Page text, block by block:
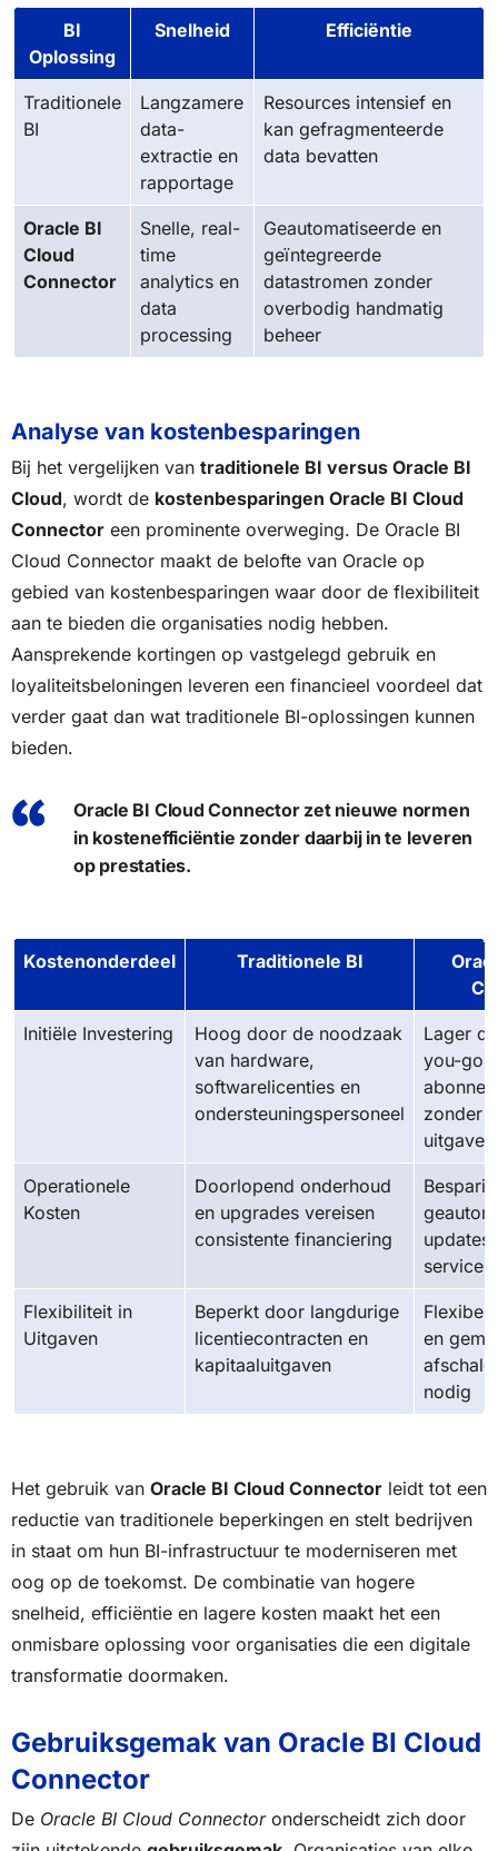
BI
Oplossing
Snelheid Efficiëntie
Traditionele
BI
Langzamere
data-
extractie en
rapportage
Resources intensief en
kan gefragmenteerde
data bevatten
Oracle BI
Cloud
Connector
Snelle, real-
time
analytics en
data
processing
Geautomatiseerde en
geïntegreerde
datastromen zonder
overbodig handmatig
beheer
Analyse van kostenbesparingen
Bij het vergelijken van traditionele BI versus Oracle BI
Cloud, wordt de kostenbesparingen Oracle BI Cloud
Connector een prominente overweging. De Oracle BI
Cloud Connector maakt de belofte van Oracle op
gebied van kostenbesparingen waar door de flexibiliteit
aan te bieden die organisaties nodig hebben.
Aansprekende kortingen op vastgelegd gebruik en
loyaliteitsbeloningen leveren een financieel voordeel dat
verder gaat dan wat traditionele BI-oplossingen kunnen
bieden.
Oracle BI Cloud Connector zet nieuwe normen
in kostenefficiëntie zonder daarbij in te leveren
op prestaties.
Kostenonderdeel Traditionele BI
Initiële Investering
Hoog door de noodzaak
van hardware,
softwarelicenties en
ondersteuningspersoneel
Lager
you-go
zonder
uitgaven
Operationele
Kosten
Doorlopend onderhoud
en upgrades vereisen
consistente financiering
updates
services
Flexibiliteit in
Uitgaven
Beperkt door langdurige
licentiecontracten en
kapitaaluitgaven
en
nodig
Het gebruik van Oracle BI Cloud Connector leidt tot een
reductie van traditionele beperkingen en stelt bedrijven
in staat om hun BI-infrastructuur te moderniseren met
oog op de toekomst. De combinatie van hogere
snelheid, efficiëntie en lagere kosten maakt het een
onmisbare oplossing voor organisaties die een digitale
transformatie doormaken.
Gebruiksgemak van Oracle BI Cloud
Connector
De Oracle BI Cloud Connectoronderscheidt zich door